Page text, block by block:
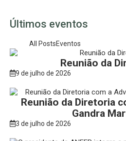
Últimos eventos
All PostsEventos
Reunião da
9 de julho de 2026
Reunião da Diretoria
Gandra
3 de julho de 2026